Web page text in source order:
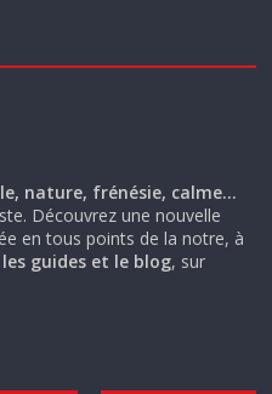
nature, frénésie, calme…
Découvrez une nouvelle
en tous points de la notre, à
guides et le blog, sur